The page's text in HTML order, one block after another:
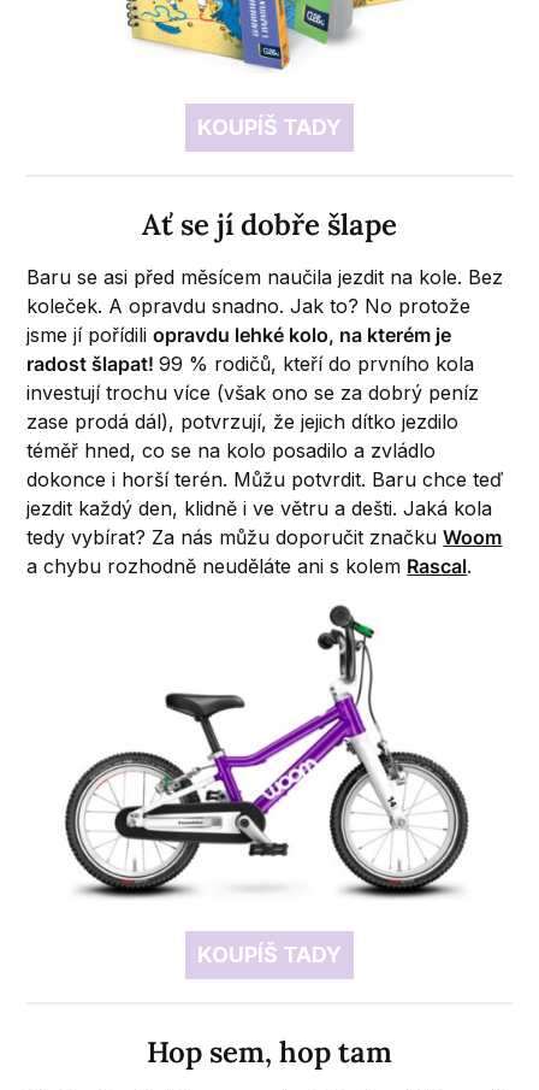
KOUPÍŠ TADY
Ať se jí dobře šlape
Baru se asi před měsícem naučila jezdit na kole. Bez
koleček. A opravdu snadno. Jak to? No protože
jsme jí pořídiliopravdu lehké kolo, na kterém je
radost šlapat!99 % rodičů, kteří do prvního kola
investují trochu více (však ono se za dobrý peníz
zase prodá dál), potvrzují, že jejich dítko jezdilo
téměř hned, co se na kolo posadilo a zvládlo
dokonce i horší terén. Můžu potvrdit. Baru chce teď
jezdit každý den, klidně i ve větru a dešti. Jaká kola
tedy vybírat? Za nás můžu doporučit značkuWoom
a chybu rozhodně neuděláte ani s kolem Rascal.
KOUPÍŠ TADY
Hop sem, hop tam